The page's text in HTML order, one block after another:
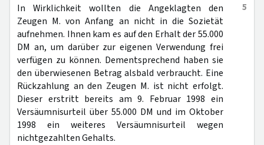
5
In Wirklichkeit wollten die Angeklagten den
Zeugen M. von Anfang an nicht in die Sozietät
aufnehmen. Ihnen kam es auf den Erhalt der 55.000
DM an, um darüber zur eigenen Verwendung frei
verfügen zu können. Dementsprechend haben sie
den überwiesenen Betrag alsbald verbraucht. Eine
Rückzahlung an den Zeugen M. ist nicht erfolgt.
Dieser erstritt bereits am 9. Februar 1998 ein
Versäumnisurteil über 55.000 DM und im Oktober
1998 ein weiteres Versäumnisurteil wegen
nichtgezahlten Gehalts.